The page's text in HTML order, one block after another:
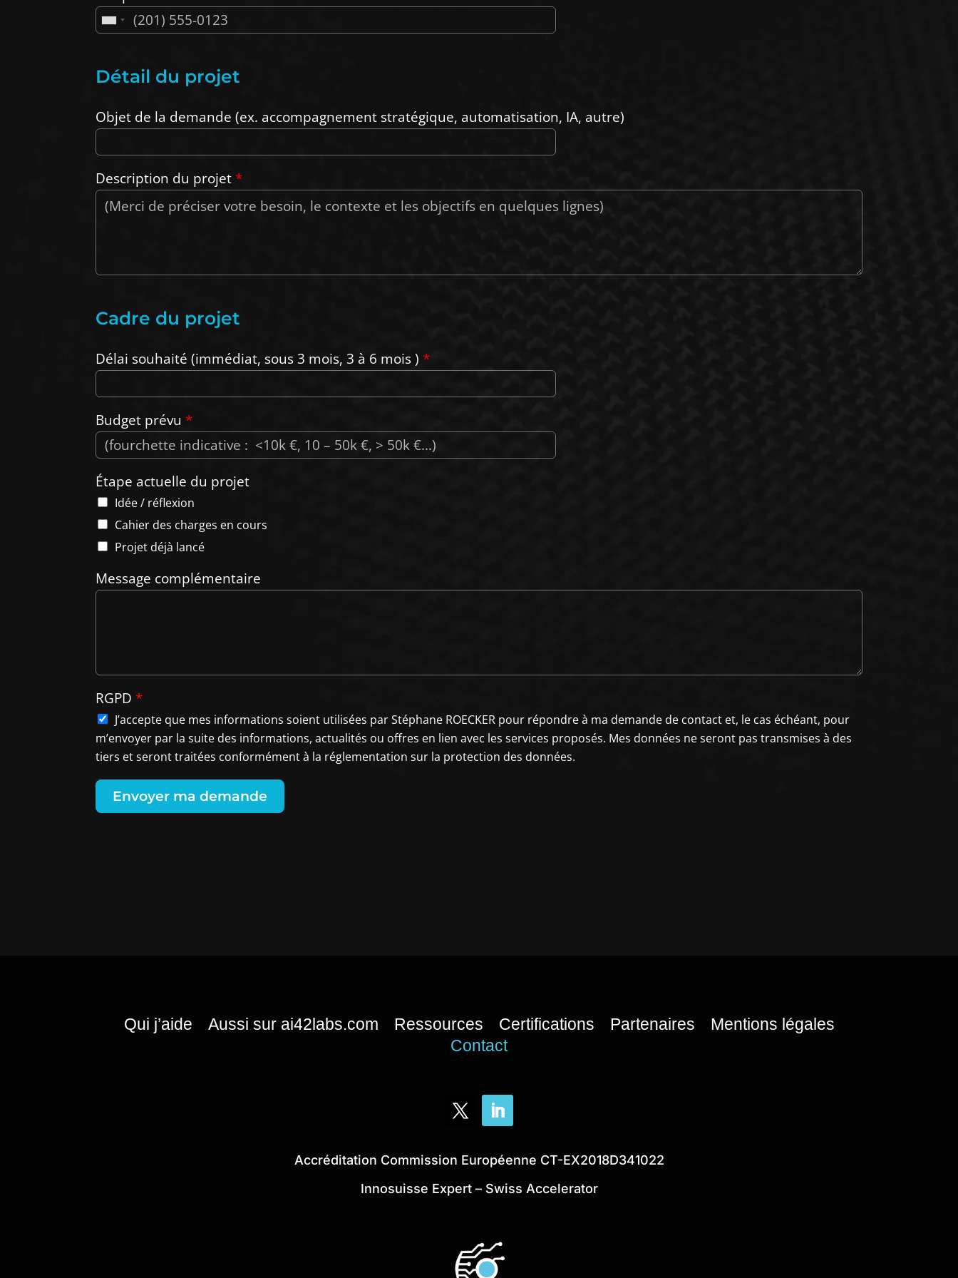
Détail du projet
Objet de la demande (ex. accompagnement stratégique, automatisation, IA, autre)
Description du projet *
Cadre du projet
Délai souhaité (immédiat, sous 3 mois, 3 à 6 mois ) *
Budget prévu *
Étape actuelle du projet
Idée / réflexion
Cahier des charges en cours
Projet déjà lancé
Message complémentaire
RGPD *
J’accepte que mes informations soient utilisées par Stéphane ROECKER pour répondre à ma demande de contact et, le cas échéant, pour
m’envoyer par la suite des informations, actualités ou offres en lien avec les services proposés. Mes données ne seront pas transmises à des
tiers et seront traitées conformément à la réglementation sur la protection des données.
Envoyer ma demande
Qui j’aide Aussi sur ai42labs.com Ressources Certifications Partenaires
Mentions légales
Contact
Accréditation Commission Européenne CT-EX2018D341022
Innosuisse Expert – Swiss Accelerator